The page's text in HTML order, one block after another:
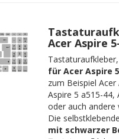
Acer Aspire
Tastaturaufkleber,
für Acer Aspire
zum Beispiel
Aspire 5 a515-44,
oder auch andere
Die
mit schwarzer